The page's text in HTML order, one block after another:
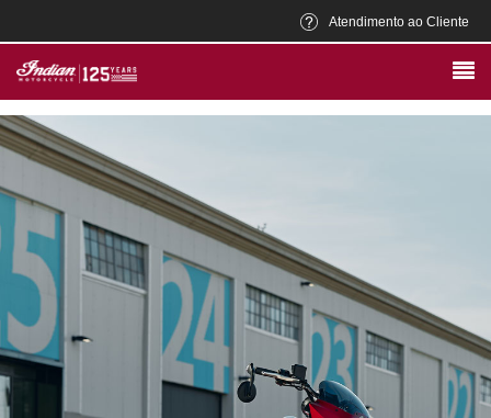
Atendimento ao Cliente